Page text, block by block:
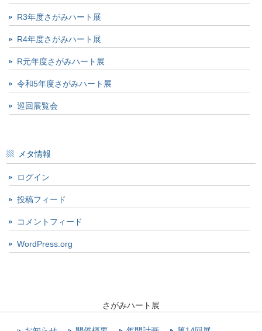
R3年度さがみハート展
R4年度さがみハート展
R元年度さがみハート展
令和5年度さがみハート展
巡回展覧会
メタ情報
ログイン
投稿フィード
コメントフィード
WordPress.org
さがみハート展